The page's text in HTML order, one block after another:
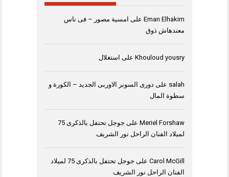
Eman Elhakim على امسية مصور – فى ناس
معندهاش ذوق
Khouloud yousry على استغلال
salah على دورى السوبر الاوربى الجديد – الكورة و
سطوة المال
Meriel Forshaw على
جوجل تحتفل بالذكرى 75
لميلاد الفنان الراحل نور الشريف
Carol McGill على
جوجل تحتفل بالذكرى 75 لميلاد
الفنان الراحل نور الشريف